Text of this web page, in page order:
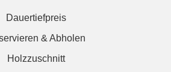
Dauertiefpreis
& Abholen
Holzzuschnitt